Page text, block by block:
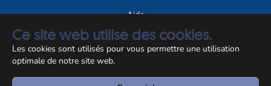
Ce site web utilise des cookies.
Les cookies sont utilisés pour vous permettre une utilisation
optimale de notre site web.
Aide
A propos du site
Notice légale
© CCSS 2026